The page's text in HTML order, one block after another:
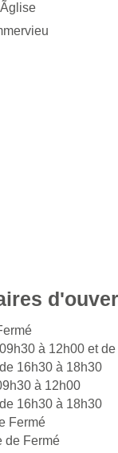
à 12h00 et
16h30 à 18h30
à 12h00
16h30 à 18h30
Fermé
de Fermé